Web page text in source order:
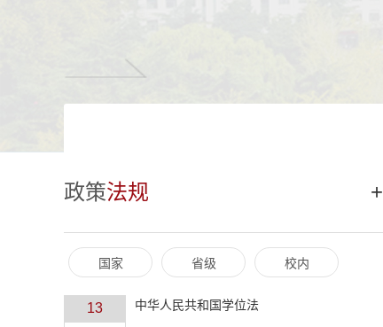
政策法规 +
国家 省级 校内
13
中华人民共和国学位法